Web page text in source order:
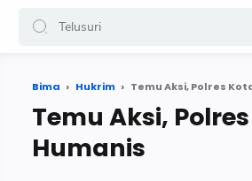
Bima Hukrim Temu Aksi, Polres
Temu Aksi,
Humanis